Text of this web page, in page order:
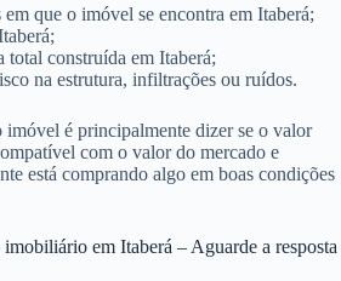
que o imóvel se encontra em Itaberá;
total construída em Itaberá;
na estrutura, infiltrações ou ruídos.
é principalmente dizer se o valor
com o valor do mercado e
está comprando algo em boas condições
em Itaberá – Aguarde a resposta